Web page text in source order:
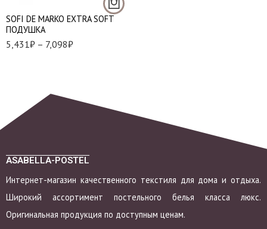
SOFI DE MARKO EXTRA SOFT
ПОДУШКА
5,431₽ – 7,098₽
ASABELLA-POSTEL
Интернет-магазин качественного текстиля для дома и отдыха.
Широкий ассортимент постельного белья класса люкс.
Оригинальная продукция по доступным ценам.